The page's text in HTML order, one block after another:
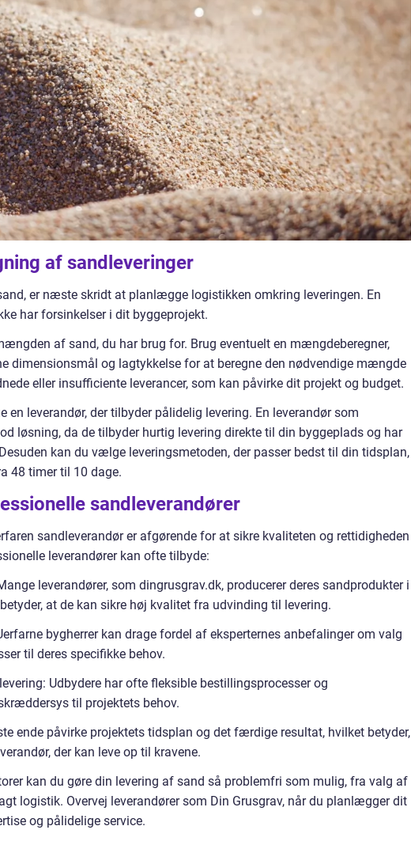
af sandleveringer
er næste skridt at planlægge logistikken omkring leveringen. En
har forsinkelser i dit byggeprojekt.
af sand, du har brug for. Brug eventuelt en mængdeberegner,
dimensionsmål og lagtykkelse for at beregne den nødvendige mængde
eller insufficiente leverancer, som kan påvirke dit projekt og budget.
leverandør, der tilbyder pålidelig levering. En leverandør som
løsning, da de tilbyder hurtig levering direkte til din byggeplads og har
kan du vælge leveringsmetoden, der passer bedst til din tidsplan,
48 timer til 10 dage.
sandleverandører
sandleverandør er afgørende for at sikre kvaliteten og rettidigheden
leverandører kan ofte tilbyde:
leverandører, som dingrusgrav.dk, producerer deres sandprodukter i
at de kan sikre høj kvalitet fra udvinding til levering.
bygherrer kan drage fordel af eksperternes anbefalinger om valg
til deres specifikke behov.
Udbydere har ofte fleksible bestillingsprocesser og
til projektets behov.
ende påvirke projektets tidsplan og det færdige resultat, hvilket betyder,
der kan leve op til kravene.
kan du gøre din levering af sand så problemfri som mulig, fra valg af
logistik. Overvej leverandører som Din Grusgrav, når du planlægger dit
og pålidelige service.